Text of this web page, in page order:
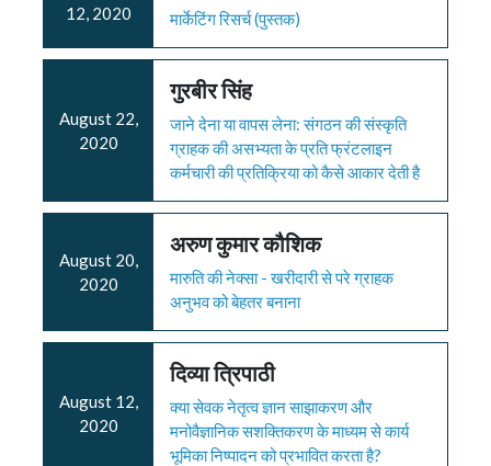
12, 2020
मार्केटिंग रिसर्च (पुस्तक)
August 22,
2020
गुरबीर सिंह
जाने देना या वापस लेना: संगठन की संस्कृति
ग्राहक की असभ्यता के प्रति फ्रंटलाइन
कर्मचारी की प्रतिक्रिया को कैसे आकार देती है
August 20,
2020
अरुण कुमार कौशिक
मारुति की नेक्सा - खरीदारी से परे ग्राहक
अनुभव को बेहतर बनाना
August 12,
2020
दिव्या त्रिपाठी
क्या सेवक नेतृत्व ज्ञान साझाकरण और
मनोवैज्ञानिक सशक्तिकरण के माध्यम से कार्य
भूमिका निष्पादन को प्रभावित करता है?